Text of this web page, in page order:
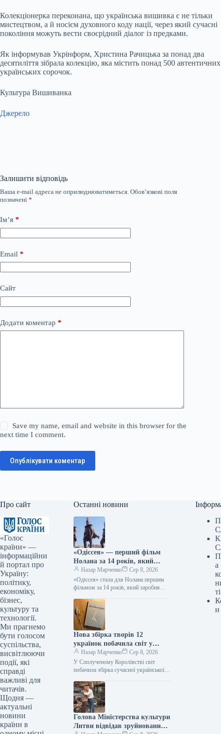
Колекціонерка переконана, що українська вишивка є не тільки
мистецтвом, а й носієм духовного коду нації, через який сучасні
покоління можуть вести своєрідний діалог із предками.
Як інформував Укрінформ, Христина Рачицька за понад два
десятиліття зібрала колекцію, яка містить понад 500 автентичних
українських сорочок.
Культура Вишиванка
Джерело
Залишити відповідь
Ваша e-mail адреса не оприлюднюватиметься. Обов’язкові поля
позначені *
Ім’я *
Email *
Сайт
Додати коментар *
Save my name, email and website in this browser for the
next time I comment.
Опублікувати коментар
Про сайт
«Голос
країни» —
інформаційни
й портал про
Україну:
політику,
економіку,
бізнес,
культуру та
технології.
Ми прагнемо
бути голосом
суспільства,
висвітлюючи
події, які
справді
важливі для
читачів.
Щодня —
актуальні
новини
країни в
Останні новини
«Одіссея» — перший фільм
Нолана за 14 років, який
перетнув позначку в 1
мільярд доларів.
Назар Марченко
Сер 8, 2026
«Одіссея» стала для Нолана першим
фільмом за 14 років, який заробив
Укрінформ Стрічка Крістофера
Нолана…
Нова збірка творів 12
українок побачила світ у
Великій Британії, тоді як у
Швеції презентовано видання
Наталки Ворожбит.
Назар Марченко
Сер 8, 2026
У Сполученому Королівстві світ
побачила збірка сучасної української
Ukrainian Women’s Poetry”, що вміщує
твори 12 автор_ок.…
Голова Міністерства культури
Литви відвідав зруйнований
а
ті
и